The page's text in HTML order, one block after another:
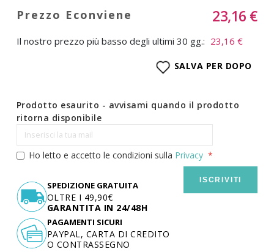
23,16 €
Il nostro prezzo più basso degli ultimi 30 gg.: 23,16 €
SALVA PER DOPO
Prodotto esaurito - avvisami quando il prodotto
ritorna disponibile
Ho letto e accetto le condizioni sulla Privacy
ISCRIVITI
SPEDIZIONE GRATUITA
OLTRE I 49,90€
GARANTITA IN 24/48H
PAGAMENTI SICURI
PAYPAL, CARTA DI CREDITO
O CONTRASSEGNO